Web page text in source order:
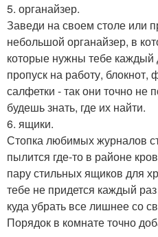
5. органайзер.
Заведи на своем столе или
небольшой органайзер, в
которые нужны тебе каждый
пропуск на работу,
салфетки - так они точно не
будешь знать, где их найти.
6. ящики.
Стопка любимых журналов
пылится где-то в районе
пару стильных ящиков для
тебе не придется каждый
куда убрать все лишнее со
Порядок в комнате точно